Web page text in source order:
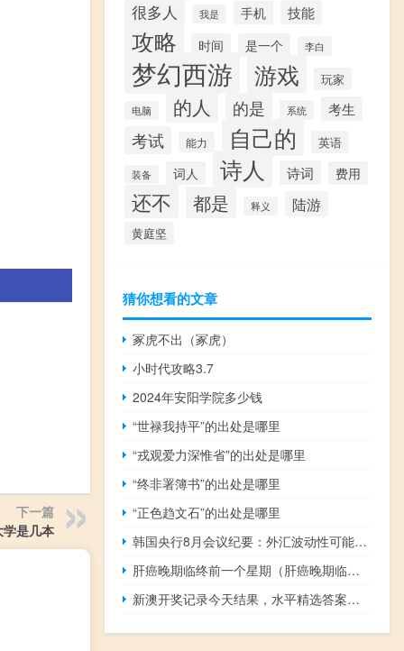
下一篇
是几本
很多人 我是 手机 技能
攻略 时间 是一个 李白
梦幻西游 游戏 玩家
电脑 的人 的是 系统 考生
考试 能力 自己的 英语
装备 词人 诗人 诗词 费用
还不 都是 释义 陆游
黄庭坚
猜你想看的文章
冢虎不出（冢虎）
小时代攻略3.7
2024年安阳学院多少钱
“世禄我持平”的出处是哪里
“戎观爱力深惟省”的出处是哪里
“终非署簿书”的出处是哪里
“正色趋文石”的出处是哪里
韩国央行8月会议纪要：外汇波动性可能会持续一段时间；一位成员表示政策目标之间的权衡成本已经增加因为经济增长的下行风险增加了
肝癌晚期临终前一个星期（肝癌晚期临终前一个月的症状）
新澳开奖记录今天结果，水平精选答案落实_GD144.67